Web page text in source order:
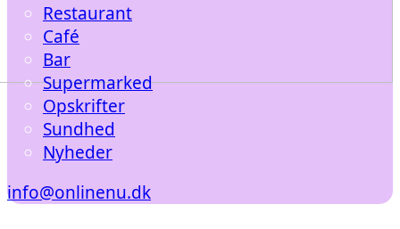
Restaurant
Café
Bar
Supermarked
Opskrifter
Sundhed
Nyheder
info@onlinenu.dk